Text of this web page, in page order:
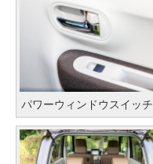
パワーウィンドウスイッチ